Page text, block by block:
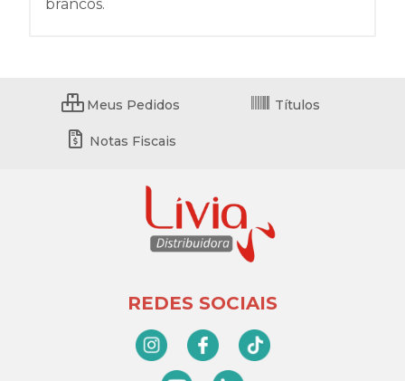
brancos.
Meus Pedidos Títulos
Notas Fiscais
REDES SOCIAIS